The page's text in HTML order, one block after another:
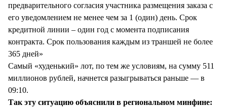
предварительного согласия участника размещения заказа с
его уведомлением не менее чем за 1 (один) день. Срок
кредитной линии – один год с момента подписания
контракта. Срок пользования каждым из траншей не более
365 дней»
Самый «худенький» лот, по тем же условиям, на сумму 511
миллионов рублей, начнется разыгрываться раньше — в
09:10.
Так эту ситуацию объяснили в региональном минфине: